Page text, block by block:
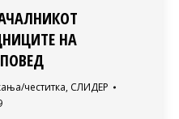
НА
честитка, СЛИДЕР